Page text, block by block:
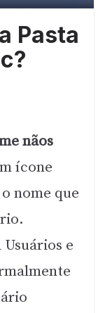
Pasta
nãos
ícone
nome que
e